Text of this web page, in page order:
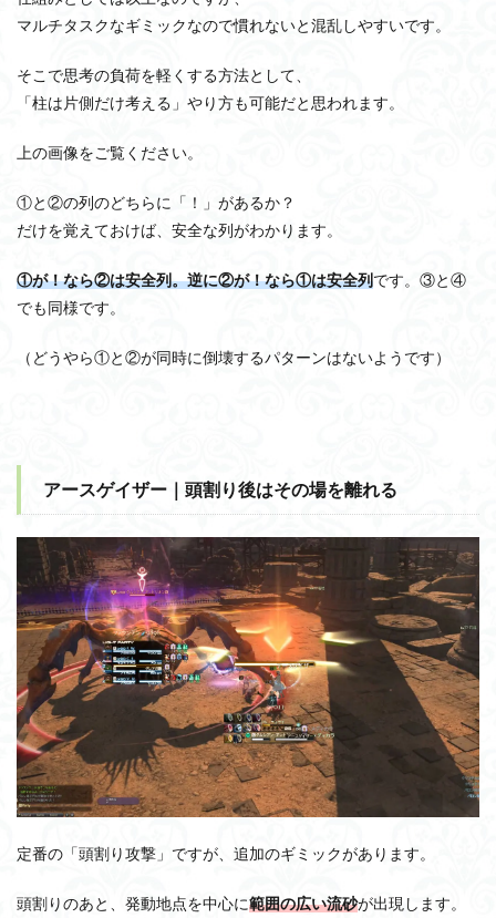
マルチタスクなギミックなので慣れないと混乱しやすいです。
そこで思考の負荷を軽くする方法として、
「柱は片側だけ考える」やり方も可能だと思われます。
上の画像をご覧ください。
①と②の列のどちらに「！」があるか？
だけを覚えておけば、安全な列がわかります。
①が！なら②は安全列。逆に②が！なら①は安全列です。③と④
でも同様です。
（どうやら①と②が同時に倒壊するパターンはないようです）
アースゲイザー｜頭割り後はその場を離れる
定番の「頭割り攻撃」ですが、追加のギミックがあります。
頭割りのあと、発動地点を中心に範囲の広い流砂が出現します。